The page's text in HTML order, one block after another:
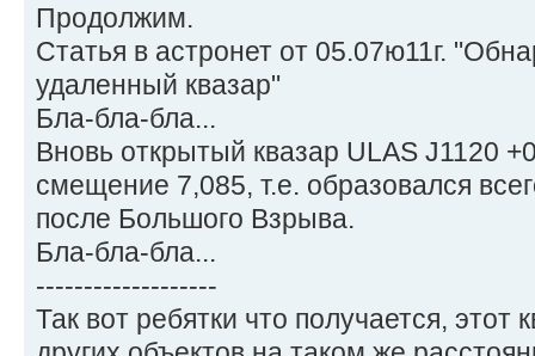
Продолжим.
Статья в астронет от 05.07ю11г.
удаленный квазар"
Бла-бла-бла...
Вновь открытый квазар ULAS J1120
смещение 7,085, т.е. образовался
после Большого Взрыва.
Бла-бла-бла...
-------------------
Так вот ребятки что получается, этот